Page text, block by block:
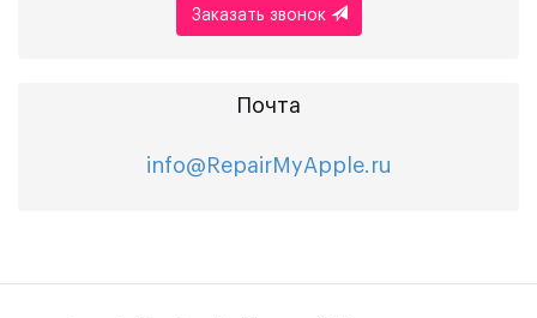
Заказать звонок
Почта
info@RepairMyApple.ru